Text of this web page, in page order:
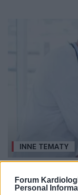
Forum
Personal
INNE TEMATY
Według ekspertów